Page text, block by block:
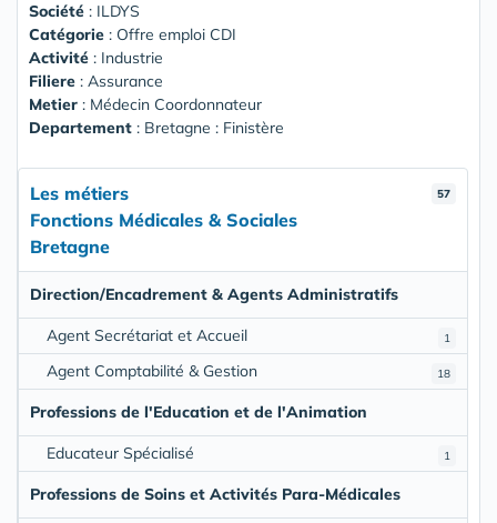
Société : ILDYS
Catégorie : Offre emploi CDI
Activité : Industrie
Filiere : Assurance
Metier : Médecin Coordonnateur
Departement : Bretagne : Finistère
57
Les métiers
Fonctions Médicales & Sociales
Bretagne
Direction/Encadrement & Agents Administratifs
1
Agent Secrétariat et Accueil
18
Agent Comptabilité & Gestion
Professions de l'Education et de l'Animation
1
Educateur Spécialisé
Professions de Soins et Activités Para-Médicales